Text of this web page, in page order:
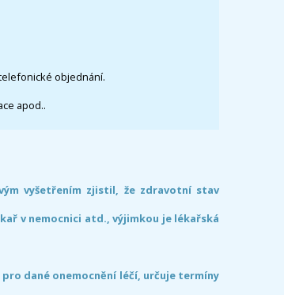
objednání.
apod..
vyšetřením zjistil, že zdravotní stav
v nemocnici atd., výjimkou je lékařská
dané onemocnění léčí, určuje termíny